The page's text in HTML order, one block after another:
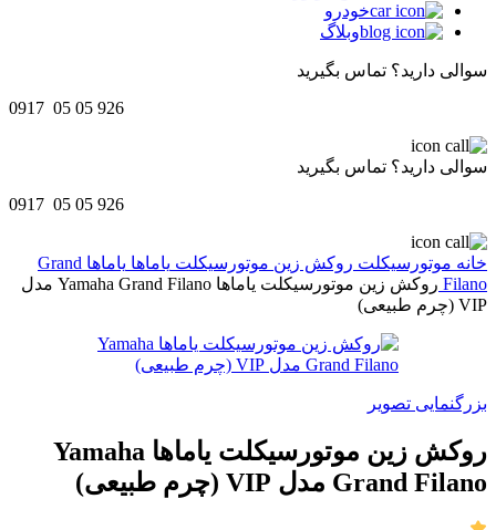
خودرو
وبلاگ
سوالی دارید؟ تماس بگیرید
0917 05 05 926
سوالی دارید؟ تماس بگیرید
0917 05 05 926
خانه موتورسیکلت روکش زین موتورسیکلت یاماها
یاماها Grand
Filano
روکش زین موتورسیکلت یاماها Yamaha Grand Filano مدل
VIP (چرم طبیعی)
بزرگنمایی تصویر
روکش زین موتورسیکلت یاماها Yamaha
Grand Filano مدل VIP (چرم طبیعی)